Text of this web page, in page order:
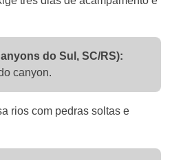
do Sul, SC/RS):
canyon.
rios com pedras soltas e